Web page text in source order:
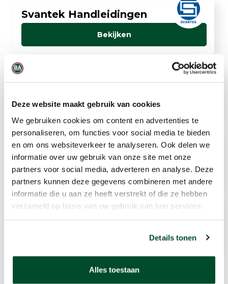
Deze website maakt gebruik van cookies
We gebruiken cookies om content en advertenties te
personaliseren, om functies voor social media te bieden
en om ons websiteverkeer te analyseren. Ook delen we
informatie over uw gebruik van onze site met onze
partners voor social media, adverteren en analyse. Deze
partners kunnen deze gegevens combineren met andere
informatie die u aan ze heeft verstrekt of die ze hebben
verzameld op basis van uw gebruik van hun services.
Details tonen
Alles toestaan
Svantek Handleidingen
Bekijken
Bekijken
TWIG Handleidingen
Bekijken
WatchGas Handleidingen